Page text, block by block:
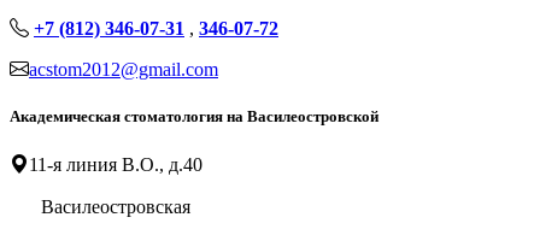
+7 (812) 346-07-31 , 346-07-72
acstom2012@gmail.com
Академическая стоматология на Василеостровской
11-я линия В.О., д.40
Василеостровская